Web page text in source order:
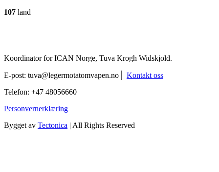
107 land
Koordinator for ICAN Norge, Tuva Krogh Widskjold.
E-post: tuva@legermotatomvapen.no
Kontakt oss
Telefon: +47 48056660
Personvernerklæring
Bygget av Tectonica | All Rights Reserved